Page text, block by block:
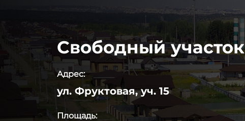
Свободный участок
Адрес:
ул. Фруктовая, уч. 15
Площадь: